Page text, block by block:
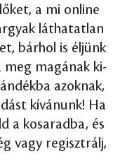
a mi online
láthatatlan
bárhol is éljünk
meg magának ki-
azoknak,
kívánunk! Ha
a kosaradba, és
vagy regisztrálj,